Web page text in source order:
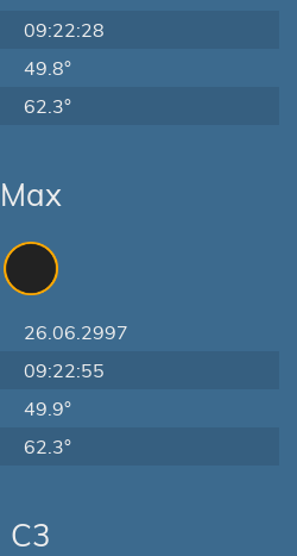
09:22:28
49.8°
62.3°
Max
26.06.2997
09:22:55
49.9°
62.3°
C3